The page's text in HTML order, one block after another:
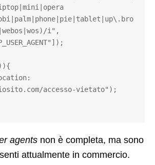
i",
accesso-vietato");
agents non è completa, ma sono
attualmente in commercio.